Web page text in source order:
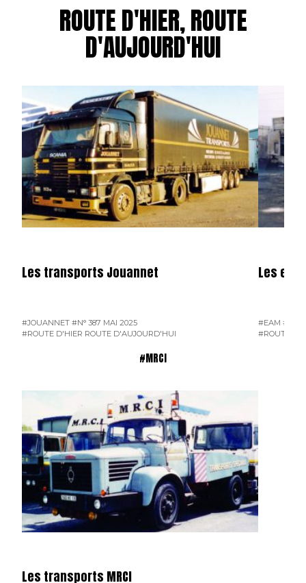
ROUTE D'HIER, ROUTE
D'AUJOURD'HUI
Les transports Jouannet
#JOUANNET #N° 387 MAI 2025
#ROUTE D'HIER ROUTE D'AUJOURD'HUI
Les
#EAM
#ROUTE
#MRCI
Les transports MRCI